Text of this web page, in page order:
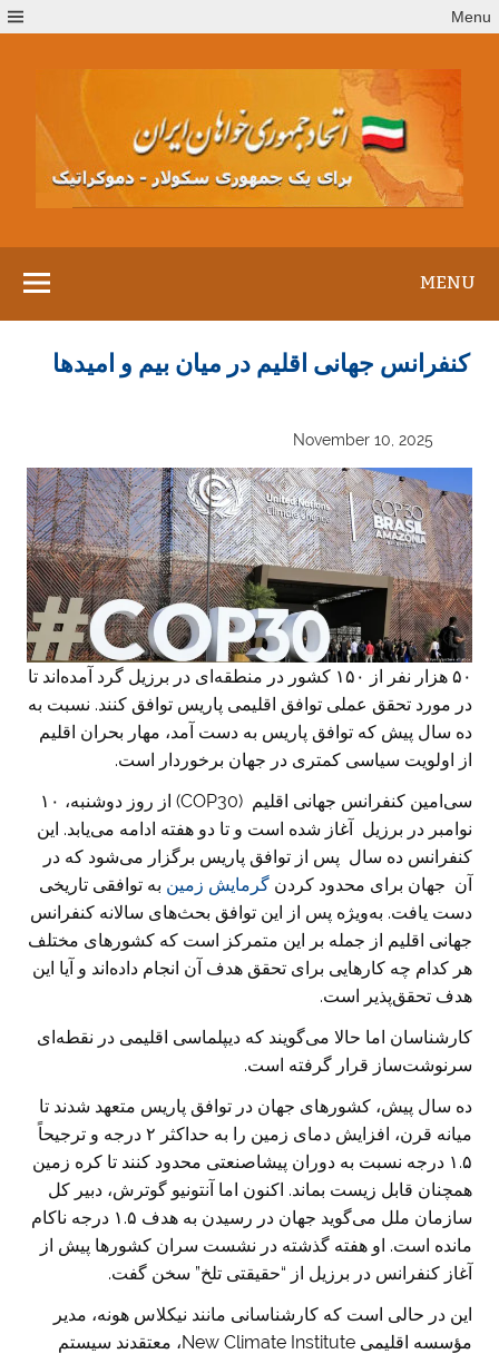
to
Menu
MENU
کنفرانس جهانی اقلیم در میان بیم و امیدها
November 10, 2025
۵۰ هزار نفر از ۱۵۰ کشور در منطقه‌ای در برزیل گرد آمده‌اند تا
در مورد تحقق عملی توافق اقلیمی پاریس توافق کنند. نسبت به
ده سال پیش که توافق پاریس به دست آمد، مهار بحران اقلیم
از اولویت سیاسی کمتری در جهان برخوردار است.
سی‌امین کنفرانس جهانی اقلیم (COP30) از روز دوشنبه، ۱۰
نوامبر در برزیل آغاز شده است و تا دو هفته ادامه می‌یابد. این
کنفرانس ده سال پس از توافق پاریس برگزار می‌شود که در
آن جهان برای محدود کردن گرمایش زمین به توافقی تاریخی
دست یافت. به‌ویژه پس از این توافق بحث‌های سالانه کنفرانس
جهانی اقلیم از جمله بر این متمرکز است که کشورهای مختلف
هر کدام چه کارهایی برای تحقق هدف آن انجام داده‌اند و آیا این
هدف تحقق‌پذیر است.
کارشناسان اما حالا می‌گویند که دیپلماسی اقلیمی در نقطه‌ای
سرنوشت‌ساز قرار گرفته است.
ده سال پیش، کشورهای جهان در توافق پاریس متعهد شدند تا
میانه قرن، افزایش دمای زمین را به حداکثر ۲ درجه و ترجیحاً
۱.۵ درجه نسبت به دوران پیشاصنعتی محدود کنند تا کره زمین
همچنان قابل زیست بماند. اکنون اما آنتونیو گوترش، دبیر کل
سازمان ملل می‌گوید جهان در رسیدن به هدف ۱.۵ درجه ناکام
مانده است. او هفته گذشته در نشست سران کشورها پیش از
آغاز کنفرانس در برزیل از “حقیقتی تلخ” سخن گفت.
این در حالی است که کارشناسانی مانند نیکلاس هونه، مدیر
مؤسسه‌ اقلیمی New Climate Institute، معتقدند سیستم